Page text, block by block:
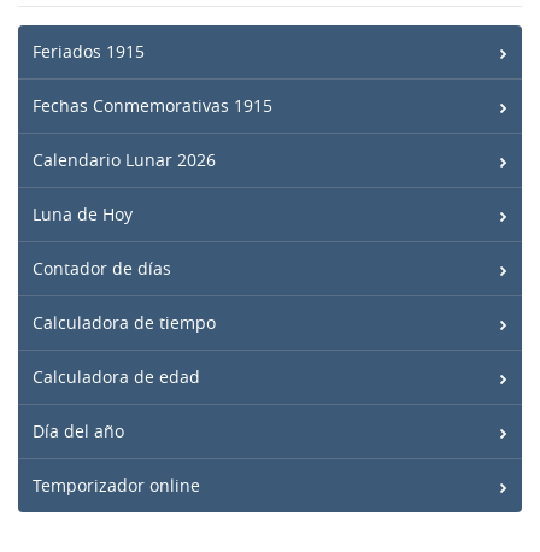
Feriados 1915
Fechas Conmemorativas 1915
Calendario Lunar 2026
Luna de Hoy
Contador de días
Calculadora de tiempo
Calculadora de edad
Día del año
Temporizador online